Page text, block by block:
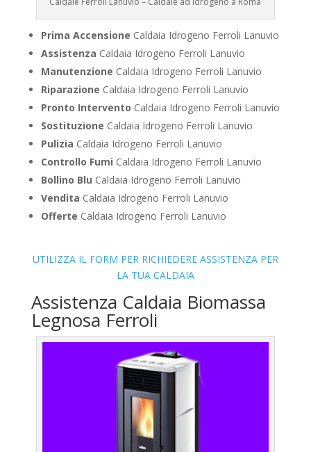
Prima Accensione Caldaia Idrogeno Ferroli Lanuvio
Assistenza Caldaia Idrogeno Ferroli Lanuvio
Manutenzione Caldaia Idrogeno Ferroli Lanuvio
Riparazione Caldaia Idrogeno Ferroli Lanuvio
Pronto Intervento Caldaia Idrogeno Ferroli Lanuvio
Sostituzione Caldaia Idrogeno Ferroli Lanuvio
Pulizia Caldaia Idrogeno Ferroli Lanuvio
Controllo Fumi Caldaia Idrogeno Ferroli Lanuvio
Bollino Blu Caldaia Idrogeno Ferroli Lanuvio
Vendita Caldaia Idrogeno Ferroli Lanuvio
Offerte Caldaia Idrogeno Ferroli Lanuvio
UTILIZZA IL FORM PER RICHIEDERE ASSISTENZA PER
LA TUA CALDAIA
Assistenza Caldaia Biomassa
Legnosa Ferroli